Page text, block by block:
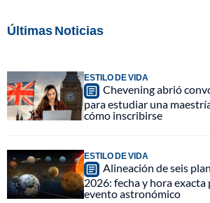
Últimas Noticias
ESTILO DE VIDA
Chevening abrió
para estudiar una
cómo inscribirse
ESTILO DE VIDA
Alineación de seis
2026: fecha y hora exacta
evento astronómico